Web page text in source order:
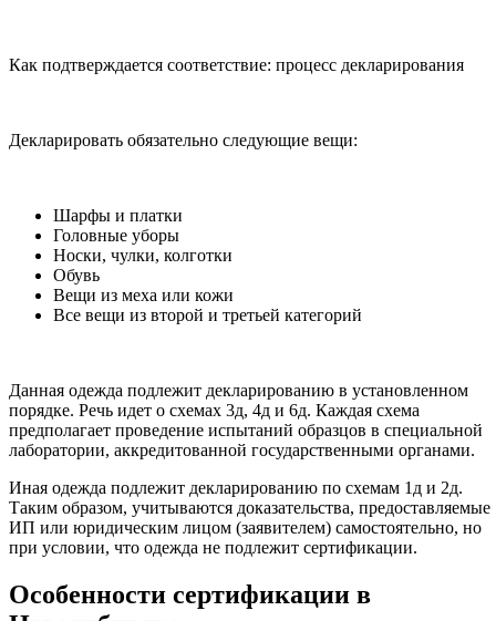
Как подтверждается соответствие: процесс декларирования
Декларировать обязательно следующие вещи:
Шарфы и платки
Головные уборы
Носки, чулки, колготки
Обувь
Вещи из меха или кожи
Все вещи из второй и третьей категорий
Данная одежда подлежит декларированию в установленном
порядке. Речь идет о схемах 3д, 4д и 6д. Каждая схема
предполагает проведение испытаний образцов в специальной
лаборатории, аккредитованной государственными органами.
Иная одежда подлежит декларированию по схемам 1д и 2д.
Таким образом, учитываются доказательства, предоставляемые
ИП или юридическим лицом (заявителем) самостоятельно, но
при условии, что одежда не подлежит сертификации.
Особенности сертификации в